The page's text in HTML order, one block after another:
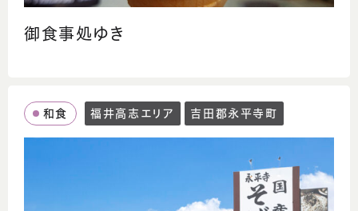
御食事処ゆき
和食 福井高志エリア 吉田郡永平寺町